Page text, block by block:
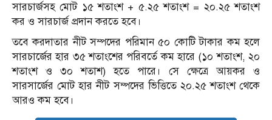
সারচার্জসহ মোট ১৫ শতাংশ + ৫.২৫ শতাংশ = ২০.২৫ শতাংশ
কর ও সারচার্জ প্রদান করতে হবে।
তবে করদাতার নীট সম্পদের পরিমান ৫০ কোটি টাকার কম হলে
সারচার্জের হার ৩৫ শতাংশের পরিবর্তে কম হারে (১০ শতাংশ, ২০
শতাংশ ও ৩০ শতাশ) হতে পারে। সে ক্ষেত্রে আয়কর ও
সারসার্জের মোট হার নীট সম্পদের ভিত্তিতে ২০.২৫ শতাংশ থেকে
আরও কম হবে।